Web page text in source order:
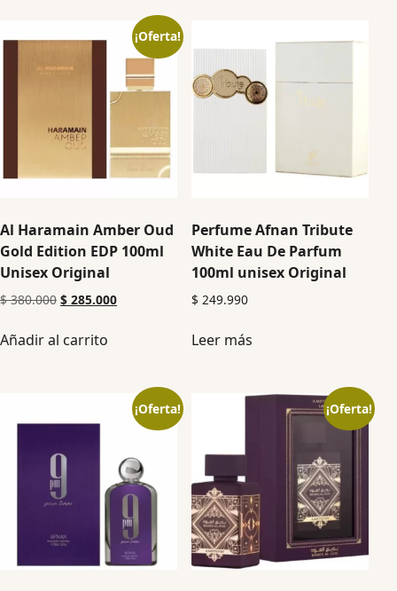
¡Oferta!
Al Haramain Amber Oud
Gold Edition EDP 100ml
Unisex Original
$380.000 $ 285.000
Añadir al carrito
Perfume Afnan Tribute
White Eau De Parfum
100ml unisex Original
$ 249.990
Leer más
¡Oferta! ¡Oferta!